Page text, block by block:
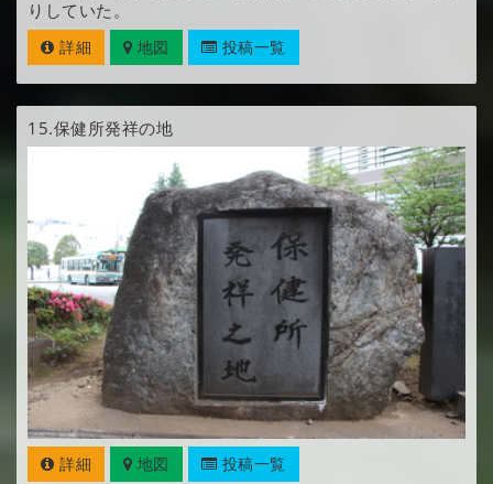
りしていた。
詳細 地図 投稿一覧
15.保健所発祥の地
詳細 地図 投稿一覧